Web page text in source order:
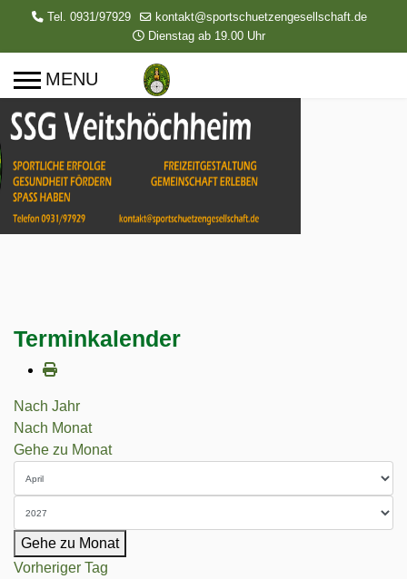
Tel. 0931/97929
kontakt@sportschuetzengesellschaft.de
Dienstag ab 19.00 Uhr
Terminkalender
Nach Jahr
Nach Monat
Gehe zu Monat
Gehe zu Monat
Vorheriger Tag